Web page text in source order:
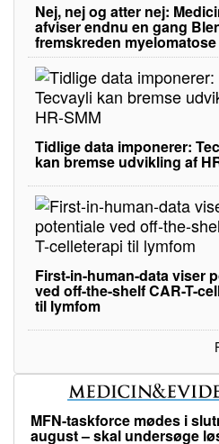
Nej, nej og atter nej:
afviser endnu en gang
fremskreden myelomatose
Tidlige data imponerer:
kan bremse udvikling af
First-in-human-data viser
ved off-the-shelf CAR-T-
til lymfom
MFN-taskforce mødes i
august – skal undersøge